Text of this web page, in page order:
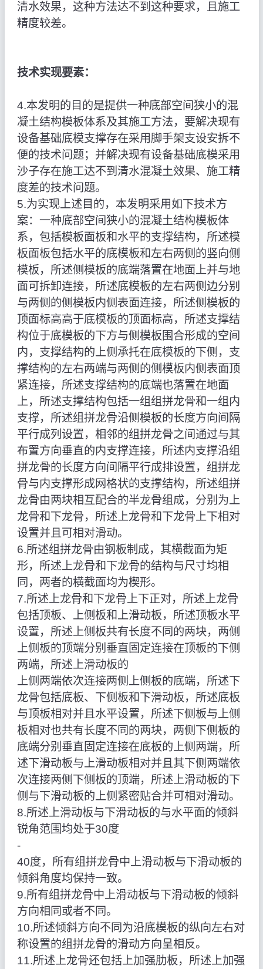
清水效果，这种方法达不到这种要求，且施工
精度较差。
技术实现要素：
4.本发明的目的是提供一种底部空间狭小的混
凝土结构模板体系及其施工方法，要解决现有
设备基础底模支撑存在采用脚手架支设安拆不
便的技术问题；并解决现有设备基础底模采用
沙子存在施工达不到清水混凝土效果、施工精
度差的技术问题。
5.为实现上述目的，本发明采用如下技术方
案：一种底部空间狭小的混凝土结构模板体
系，包括模板面板和水平的支撑结构，所述模
板面板包括水平的底模板和左右两侧的竖向侧
模板，所述侧模板的底端落置在地面上并与地
面可拆卸连接，所述底模板的左右两侧边分别
与两侧的侧模板内侧表面连接，所述侧模板的
顶面标高高于底模板的顶面标高，所述支撑结
构位于底模板的下方与侧模板围合形成的空间
内，支撑结构的上侧承托在底模板的下侧，支
撑结构的左右两端与两侧的侧模板内侧表面顶
紧连接，所述支撑结构的底端也落置在地面
上，所述支撑结构包括一组组拼龙骨和一组内
支撑，所述组拼龙骨沿侧模板的长度方向间隔
平行成列设置，相邻的组拼龙骨之间通过与其
布置方向垂直的内支撑连接，所述内支撑沿组
拼龙骨的长度方向间隔平行成排设置，组拼龙
骨与内支撑形成网格状的支撑结构，所述组拼
龙骨由两块相互配合的半龙骨组成，分别为上
龙骨和下龙骨，所述上龙骨和下龙骨上下相对
设置并且可相对滑动。
6.所述组拼龙骨由钢板制成，其横截面为矩
形，所述上龙骨和下龙骨的结构与尺寸均相
同，两者的横截面均为楔形。
7.所述上龙骨和下龙骨上下正对，所述上龙骨
包括顶板、上侧板和上滑动板，所述顶板水平
设置，所述上侧板共有长度不同的两块，两侧
上侧板的顶端分别垂直固定连接在顶板的下侧
两端，所述上滑动板的
上侧两端依次连接两侧上侧板的底端，所述下
龙骨包括底板、下侧板和下滑动板，所述底板
与顶板相对并且水平设置，所述下侧板与上侧
板相对也共有长度不同的两块，两侧下侧板的
底端分别垂直固定连接在底板的上侧两端，所
述下滑动板与上滑动板相对并且其下侧两端依
次连接两侧下侧板的顶端，所述上滑动板的下
侧与下滑动板的上侧紧密贴合并可相对滑动。
8.所述上滑动板与下滑动板的与水平面的倾斜
锐角范围均处于30度
‑
40度，所有组拼龙骨中上滑动板与下滑动板的
倾斜角度均保持一致。
9.所有组拼龙骨中上滑动板与下滑动板的倾斜
方向相同或者不同。
10.所述倾斜方向不同为沿底模板的纵向左右对
称设置的组拼龙骨的滑动方向呈相反。
11.所述上龙骨还包括上加强肋板，所述上加强